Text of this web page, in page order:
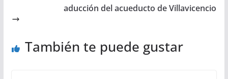
aducción del acueducto de Villavicencio
También te puede gustar